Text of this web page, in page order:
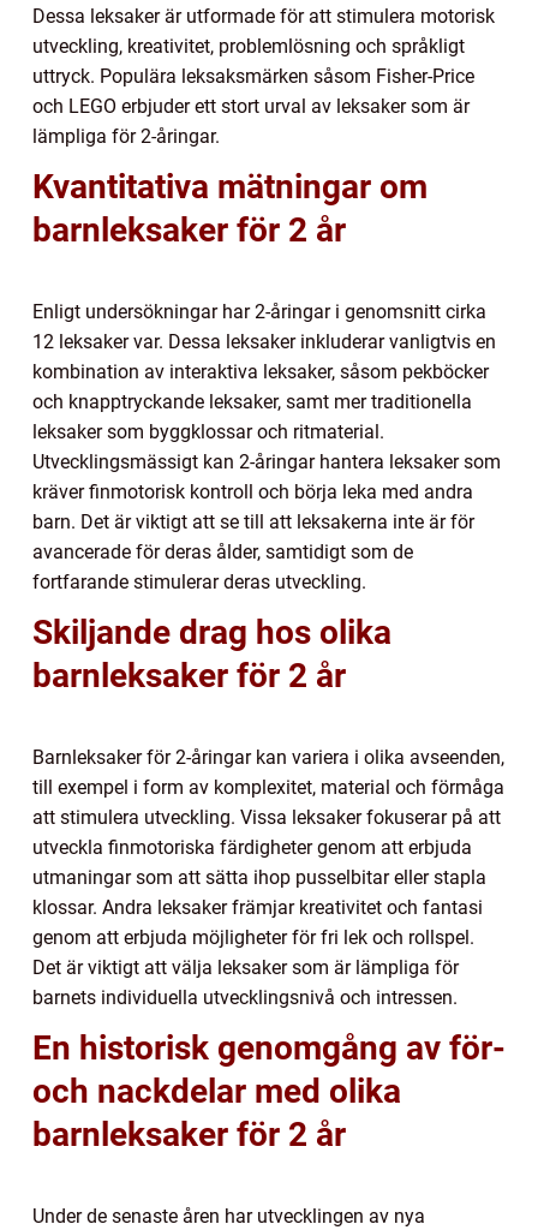
Dessa leksaker är utformade för att stimulera motorisk
utveckling, kreativitet, problemlösning och språkligt
uttryck. Populära leksaksmärken såsom Fisher-Price
och LEGO erbjuder ett stort urval av leksaker som är
lämpliga för 2-åringar.
Kvantitativa mätningar om
barnleksaker för 2 år
Enligt undersökningar har 2-åringar i genomsnitt cirka
12 leksaker var. Dessa leksaker inkluderar vanligtvis en
kombination av interaktiva leksaker, såsom pekböcker
och knapptryckande leksaker, samt mer traditionella
leksaker som byggklossar och ritmaterial.
Utvecklingsmässigt kan 2-åringar hantera leksaker som
kräver finmotorisk kontroll och börja leka med andra
barn. Det är viktigt att se till att leksakerna inte är för
avancerade för deras ålder, samtidigt som de
fortfarande stimulerar deras utveckling.
Skiljande drag hos olika
barnleksaker för 2 år
Barnleksaker för 2-åringar kan variera i olika avseenden,
till exempel i form av komplexitet, material och förmåga
att stimulera utveckling. Vissa leksaker fokuserar på att
utveckla finmotoriska färdigheter genom att erbjuda
utmaningar som att sätta ihop pusselbitar eller stapla
klossar. Andra leksaker främjar kreativitet och fantasi
genom att erbjuda möjligheter för fri lek och rollspel.
Det är viktigt att välja leksaker som är lämpliga för
barnets individuella utvecklingsnivå och intressen.
En historisk genomgång av för-
och nackdelar med olika
barnleksaker för 2 år
Under de senaste åren har utvecklingen av nya